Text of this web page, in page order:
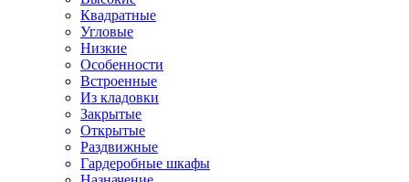
Квадратные
Угловые
Низкие
Особенности
Встроенные
Из кладовки
Закрытые
Открытые
Раздвижные
Гардеробные шкафы